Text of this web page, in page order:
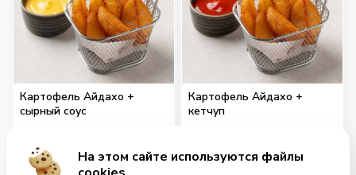
Картофель Айдахо +
сырный соус
259₽
Картофель Айдахо +
кетчуп
259₽
На этом сайте используются файлы